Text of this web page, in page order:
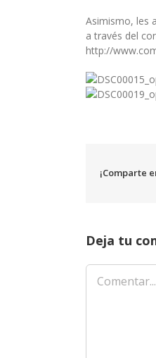
Asimismo, les
a través del
http://
¡Comparte
Deja tu
Comentar